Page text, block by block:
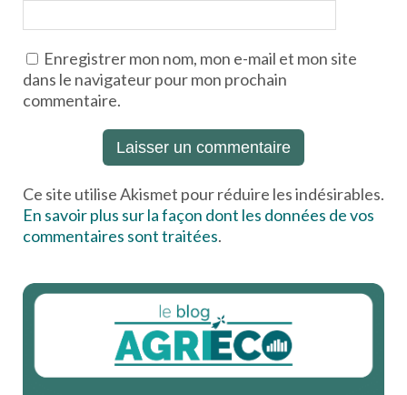
Enregistrer mon nom, mon e-mail et mon site
dans le navigateur pour mon prochain
commentaire.
Ce site utilise Akismet pour réduire les indésirables.
En savoir plus sur la façon dont les données de vos
commentaires sont traitées.